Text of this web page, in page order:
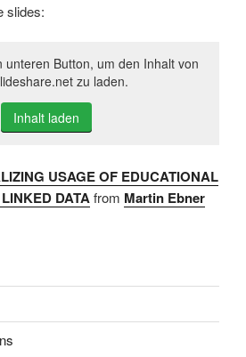
slides:
unteren Button, um den Inhalt von
zu laden.
Inhalt laden
USAGE OF EDUCATIONAL
DATA from Martin Ebner